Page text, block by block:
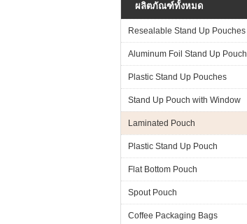
ผลิตภัณฑ์ทั้งหมด
Resealable Stand Up Pouches
Aluminum Foil Stand Up Pouch
Plastic Stand Up Pouches
Stand Up Pouch with Window
Laminated Pouch
Plastic Stand Up Pouch
Flat Bottom Pouch
Spout Pouch
Coffee Packaging Bags